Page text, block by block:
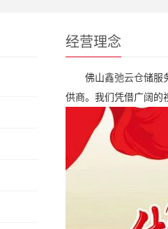
经营理念
佛山鑫弛云仓储服
供商。我们凭借广阔的